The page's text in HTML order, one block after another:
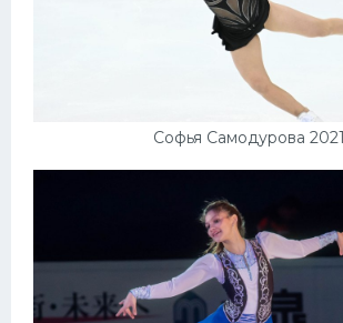
Софья Самодурова 2021